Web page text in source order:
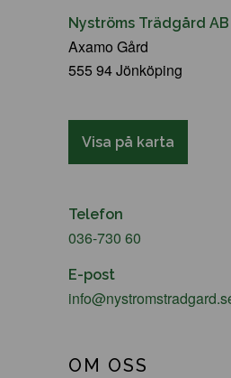
Nyströms Trädgård AB
Axamo Gård
555 94 Jönköping
Visa på karta
Telefon
036-730 60
E-post
OM OSS